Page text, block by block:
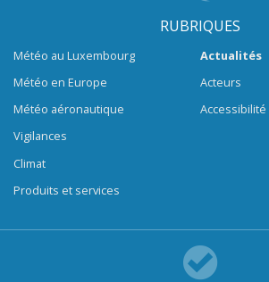
RUBRIQUES
Météo au Luxembourg
Météo en Europe
Météo aéronautique
Vigilances
Climat
Produits et services
Actualités
Acteurs
Accessibilité